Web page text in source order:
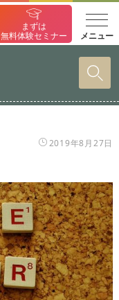
まずは
無料体験セミナー
メニュー
2019年8月27日